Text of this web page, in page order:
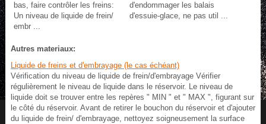
bas, faire contrôler les freins:
Un niveau de liquide de frein/
embr ...
d'endommager les balais
d'essuie-glace, ne pas util ...
Autres materiaux:
Liquide de freins et d'embrayage (le cas échéant)
Vérification du niveau de liquide de frein/d'embrayage Vérifier
régulièrement le niveau de liquide dans le réservoir. Le niveau de
liquide doit se trouver entre les repères " MIN " et " MAX ", figurant sur
le côté du réservoir. Avant de retirer le bouchon du réservoir et d'ajouter
du liquide de frein/ d'embrayage, nettoyez soigneusement la surface